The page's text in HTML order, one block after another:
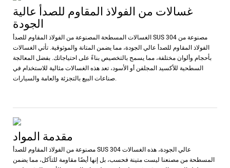
غسالات من الفولاذ المقاوم للصدأ عالية
الجودة
الغسالات المسطحة المصنوعة من الفولاذ المقاوم للصدأ SUS 304 مصنوعة من
الفولاذ المقاوم للصدأ عالي الجودة، مما يضمن المتانة والموثوقية. تأتي الغسالات
بأحجام وألوان مختلفة، مما يسمح بالتخصيص بناءً على احتياجاتك. بفضل المعالجة
السطحية للأكسيد المجلفن أو الأسود، تعد هذه الغسالات مثالية للاستخدام في
صناعات البيع بالتجزئة والعامة والسيارات.
مقدمة المواد
مصنوعة من الفولاذ المقاوم للصدأ SUS 304 عالي الجودة، هذه الغسالات
المسطحة من مصنعنا ليست متينة فحسب، بل إنها أيضًا مقاومة للتآكل، مما يضمن